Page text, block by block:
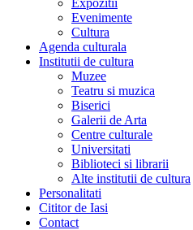
Expozitii
Evenimente
Cultura
Agenda culturala
Institutii de cultura
Muzee
Teatru si muzica
Biserici
Galerii de Arta
Centre culturale
Universitati
Biblioteci si librarii
Alte institutii de cultura
Personalitati
Cititor de Iasi
Contact